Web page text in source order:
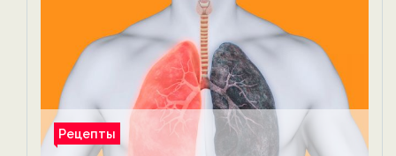
Рецепты